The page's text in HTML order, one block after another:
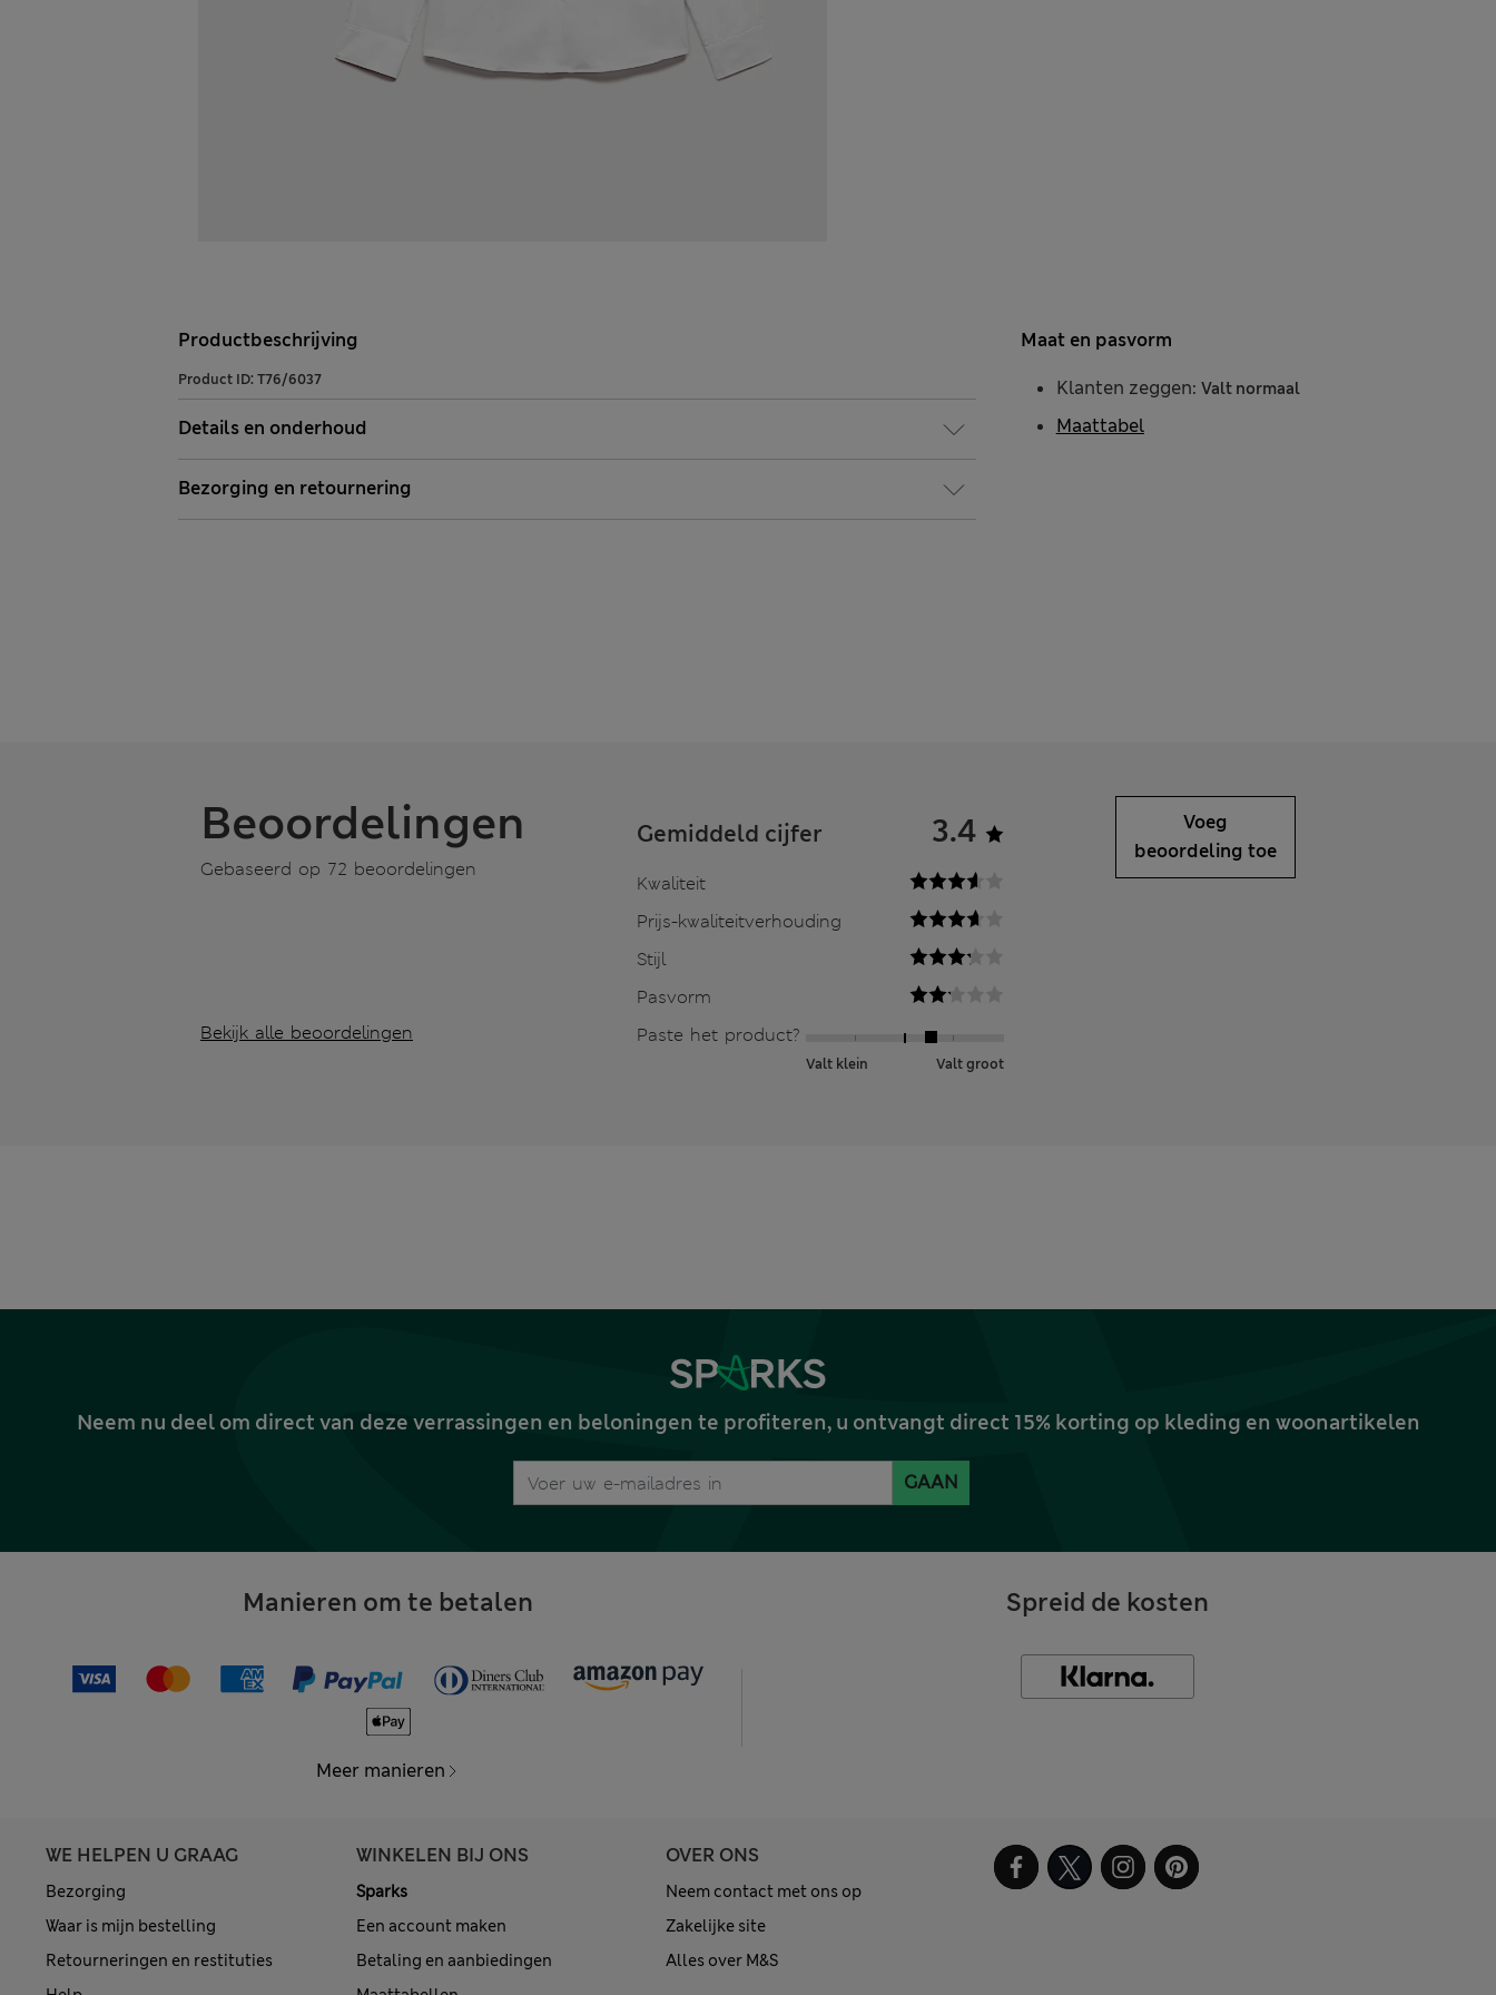
Productbeschrijving
Product ID: T76/6037
Details en onderhoud
Bezorging en retournering
Maat en pasvorm
Klanten zeggen: Valt normaal
Maattabel
Beoordelingen
Gebaseerd op 72 beoordelingen
Bekijk alle beoordelingen
Gemiddeld cijfer 3.4
Kwaliteit
Prijs-kwaliteitverhouding
Stijl
Pasvorm
Paste het product?
Valt klein Valt groot
Voeg
beoordeling toe
Neem nu deel om direct van deze verrassingen en beloningen te profiteren, u ontvangt direct 15% korting op kleding en woonartikelen
GAAN
Manieren om te betalen
Meer manieren
Spreid de kosten
WE HELPEN U GRAAG
Bezorging
Waar is mijn bestelling
Retourneringen en restituties
WINKELEN BIJ ONS
Sparks
Een account maken
Betaling en aanbiedingen
OVER ONS
Neem contact met ons op
Zakelijke site
Alles over M&S